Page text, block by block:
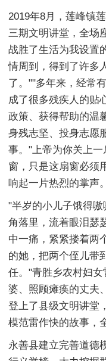
2019年8月，莲峰镇
三期文明讲堂，全场
战胜了生活为我设置
情周到，得到了许多
了。""多年来，经常
成了很多残疾人的贴
政策、获得帮助的温
身残志坚、投身志愿
事。"上帝为你关上
窗，只是这扇窗必须
响起一片热烈的掌声。
"半岁的小儿子饿得
角落里，流着眼泪瑟
中一痛，紧紧搂着两
的她，把两个侄儿带
任。"青胜乡农村妇
婆、照顾瘫痪的丈夫
登上了县级文明讲堂
模范雷作快的故事，
永善县建立完善道德